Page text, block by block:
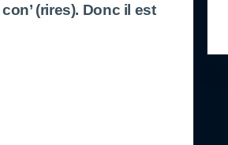
(rires). Donc il est